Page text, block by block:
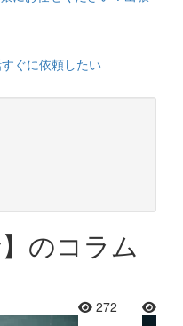
すぐに依頼したい
のコラム
272